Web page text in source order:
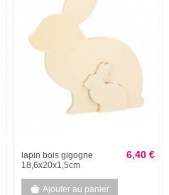
lapin bois gigogne
18,6x20x1,5cm
6,40 €
Ajouter au panier